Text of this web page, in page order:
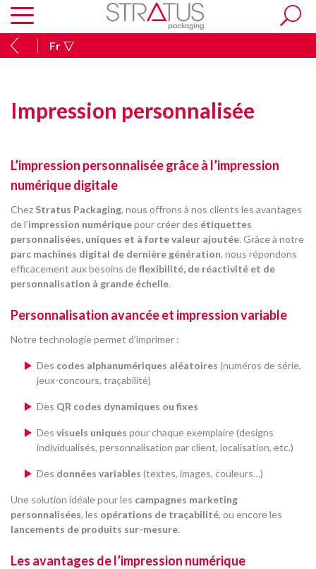
Fr
Impression personnalisée
L’impression personnalisée grâce à l’impression
numérique digitale
Chez Stratus Packaging, nous offrons à nos clients les avantages
de l’impression numériquepour créer des étiquettes
personnalisées, uniques et à forte valeur ajoutée. Grâce à notre
parc machines digital de dernière génération, nous répondons
efficacement aux besoins deflexibilité, de réactivité et de
personnalisation à grande échelle.
Personnalisation avancée et impression variable
Notre technologie permet d’imprimer :
Des codes alphanumériques aléatoires (numéros de série,
jeux-concours, traçabilité)
Des QR codes dynamiques ou fixes
Des visuels uniques pour chaque exemplaire (designs
individualisés, personnalisation par client, localisation, etc.)
Des données variables (textes, images, couleurs…)
Une solution idéale pour les campagnes marketing
personnalisées, les opérations de traçabilité, ou encore les
lancements de produits sur-mesure.
Les avantages de l’impression numérique